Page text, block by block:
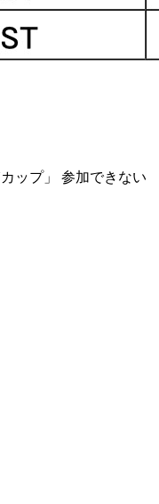
ップ」 参加できない